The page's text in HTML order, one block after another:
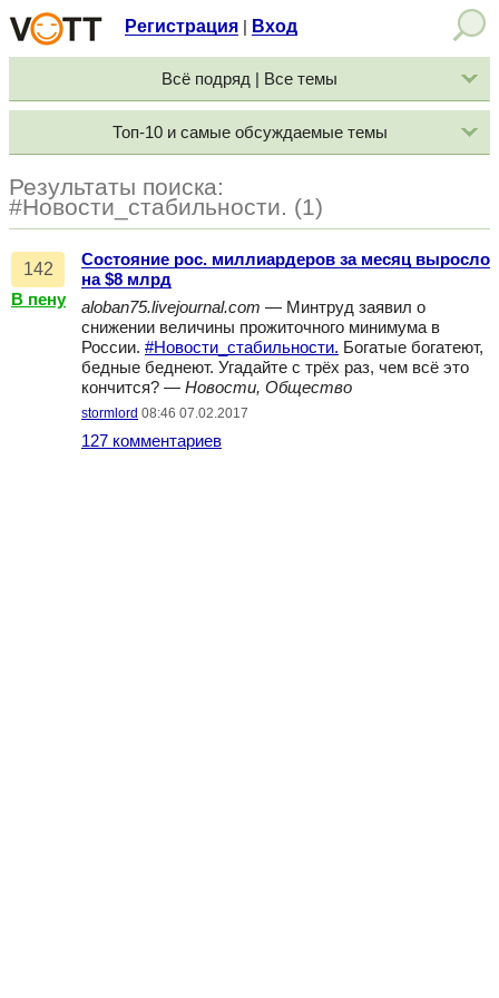
Регистрация Вход
Всё подряд | Все темы
Топ-10 и самые обсуждаемые темы
Результаты поиска:
#Новости_стабильности. (1)
142
В пену
Состояние рос. миллиардеров за месяц выросло
на $8 млрд
aloban75.livejournal.com — Минтруд заявил о
снижении величины прожиточного минимума в
России. #Новости_стабильности. Богатые богатеют,
бедные беднеют. Угадайте с трёх раз, чем всё это
кончится? — Новости, Общество
stormlord 08:46 07.02.2017
127 комментариев